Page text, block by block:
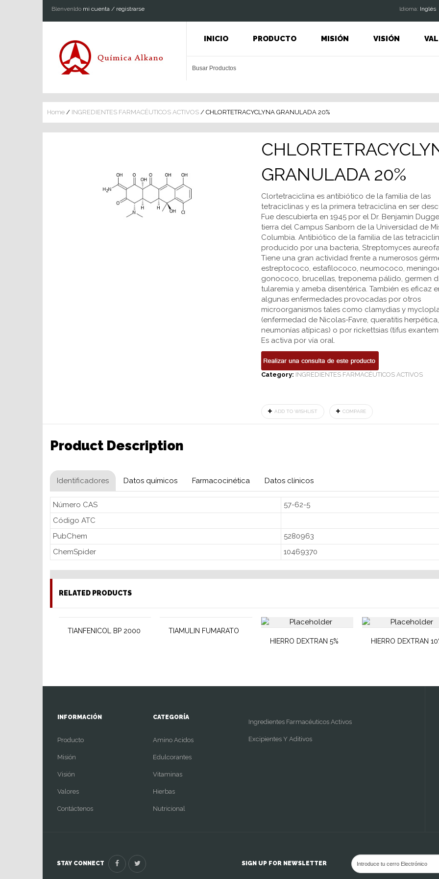
Blenvenldo mi cuenta / registrarse ldioma: Inglés
INICIO PRODUCTO MISIÓN VISIÓN
Home / INGREDIENTES FARMACÉUTICOS ACTIVOS / CHLORTETRACYCLYNA GRANULADA 20%
GRANULADA 20%
Clortetraciclina es antibiótico de la familia de las
tetraciclinas y es la primera tetraciclina en ser
Fue descubierta en 1945 por el Dr. Benjamin
tierra del Campus Sanborn de la Universidad de
Columbia. Antibiótico de la familia de las
producido por una bacteria, Streptomyces
Tiene una gran actividad frente a numerosos
estreptococo, estafilococo, neumococo,
gonococo, brucellas, treponema pálido, germen
tularemia y ameba disentérica. También es eficaz
algunas enfermedades provocadas por otros
microorganismos tales como clamydias y
(enfermedad de Nicolas-Favre, queratitis herpética,
neumonías atípicas) o por rickettsias (tifus
Es activa por vía oral.
Category: INGREDIENTES FARMACÉUTICOS ACTIVOS
ADD TO WISHLIST COMPARE
Product Description
Identificadores Datos químicos Farmacocinética Datos clínicos
Número CAS
57-62-5
Código ATC
PubChem
5280963
ChemSpider
10469370
RELATED PRODUCTS
TIANFENICOL BP 2000
TIAMULIN FUMARATO
HIERRO DEXTRAN 5%
HIERRO DEXTRAN
INFORMACIÓN
Producto
Misión
Visión
Valores
Contáctenos
CATEGORÍA
Amino Acidos
Edulcorantes
Vitaminas
Hierbas
Nutricional
Ingredientes Farmacéuticos Activos
Excipientes Y Aditivos
STAY CONNECT SIGN UP FOR NEWSLETTER